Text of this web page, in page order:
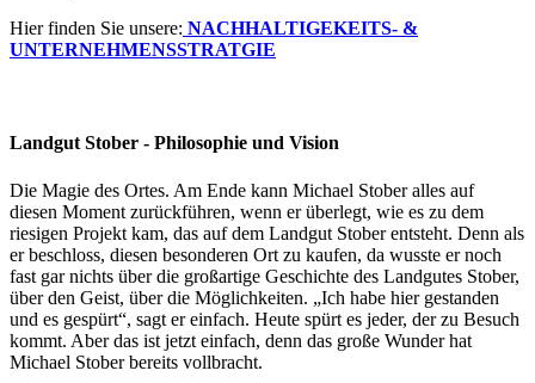
Hier finden Sie unsere: NACHHALTIGEKEITS- &
UNTERNEHMENSSTRATGIE
Landgut Stober - Philosophie und Vision
Die Magie des Ortes. Am Ende kann Michael Stober alles auf
diesen Moment zurückführen, wenn er überlegt, wie es zu dem
riesigen Projekt kam, das auf dem Landgut Stober entsteht. Denn als
er beschloss, diesen besonderen Ort zu kaufen, da wusste er noch
fast gar nichts über die großartige Geschichte des Landgutes Stober,
über den Geist, über die Möglichkeiten. „Ich habe hier gestanden
und es gespürt“, sagt er einfach. Heute spürt es jeder, der zu Besuch
kommt. Aber das ist jetzt einfach, denn das große Wunder hat
Michael Stober bereits vollbracht.